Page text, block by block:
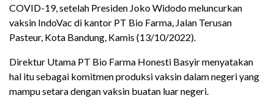
COVID-19, setelah Presiden Joko Widodo meluncurkan
vaksin IndoVac di kantor PT Bio Farma, Jalan Terusan
Pasteur, Kota Bandung, Kamis (13/10/2022).
Direktur Utama PT Bio Farma Honesti Basyir menyatakan
hal itu sebagai komitmen produksi vaksin dalam negeri yang
mampu setara dengan vaksin buatan luar negeri.